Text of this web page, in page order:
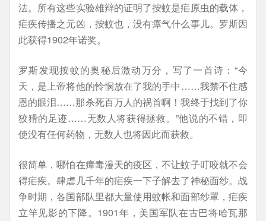
法。所有这些实验雄辩的证明了按蚊是疟原虫的载体，
疟疾传播之元凶，按蚊也，没有瘴气什么事儿。罗斯因
此获得1902年诺奖。
罗斯发现按蚊的奥秘后激动万分，写了一首诗：“今
天，是上帝将他的怜悯放在了我的手中……我禁不住感
恩的眼泪……那杀死百万人的祸首啊！我终于找到了你
狡猾的足迹……无数人将获得拯救。”他说的不错，即
使没有任何药物，无数人也将因此而获救。
很简单，哪怕在瘴毒漫天的疫区，不让蚊子叮咬就不会
得疟疾。肆虐几千年的疟疾一下子解去了神秘面纱。战
争时期，各国部队里都大量使用蚊帐和面部纱罩，疟疾
立竿见影的下降。1901年，美国军队在古巴将哈瓦那